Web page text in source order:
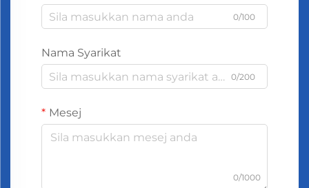
0/100
Nama Syarikat
0/200
Mesej
0/1000